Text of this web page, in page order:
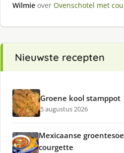
Wilmie over Ovenschotel met
Nieuwste recepten
Groene kool stamppot
5 augustus 2026
Mexicaanse
courgette